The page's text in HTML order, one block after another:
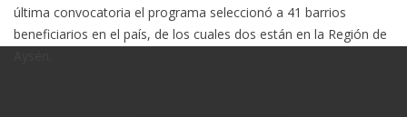
última convocatoria el programa seleccionó a 41 barrios
beneficiarios en el país, de los cuales dos están en la Región de